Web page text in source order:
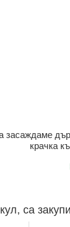
засаждаме
крачка
са